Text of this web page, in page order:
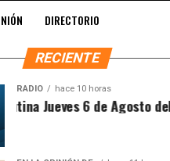
DIRECTORIO
RECIENTE
RADIO hace 10 horas
Jueves 6 de Agosto del 2026